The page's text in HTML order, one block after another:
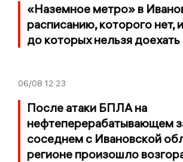
«Наземное метро» в
расписанию, которого нет,
до которых нельзя доехать
06/08 12:23
После атаки БПЛА на
нефтеперерабатывающем
соседнем с Ивановской
регионе произошло